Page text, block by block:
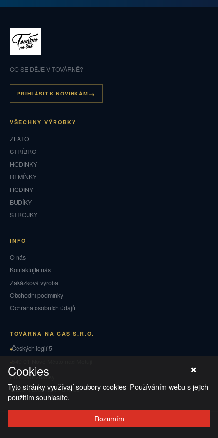
CO SE DĚJE V TOVÁRNĚ?
PŘIHLÁSIT K NOVINKÁM
VŠECHNY VÝROBKY
ZLATO
STŘÍBRO
HODINKY
ŘEMÍNKY
HODINY
BUDÍKY
STROJKY
INFO
O nás
Kontaktujte nás
Zakázková výroba
Obchodní podmínky
Ochrana osobních údajů
TOVÁRNA NA ČAS S.R.O.
Českých legií 5
Puncovní značky
Vrácení zboží a reklamace
Ochrana osobních údajů
Cookies
Tyto stránky využívají soubory cookies. Používáním webu s jejich
použitím souhlasíte.
Rozumím